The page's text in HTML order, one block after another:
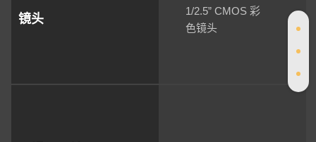
镜头
1/2.5” CMOS 彩
色镜头